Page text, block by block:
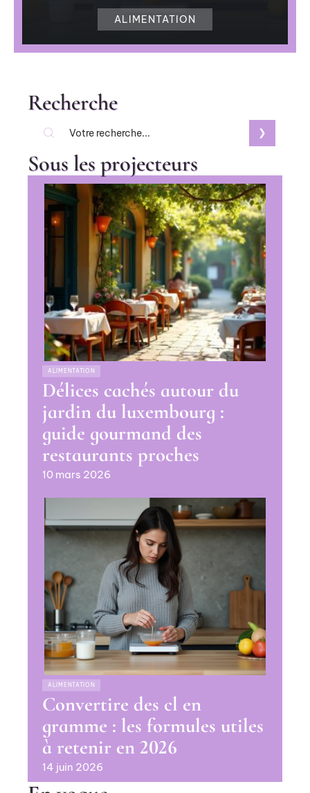
ALIMENTATION
Recherche
Sous les projecteurs
ALIMENTATION
Délices cachés autour du
jardin du luxembourg :
guide gourmand des
restaurants proches
10 mars 2026
ALIMENTATION
Convertire des cl en
gramme : les formules utiles
à retenir en 2026
14 juin 2026